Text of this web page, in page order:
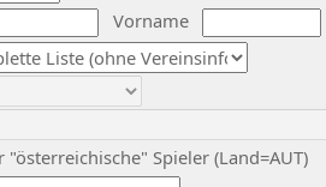
Vorname
"österreichische" Spieler (Land=AUT)